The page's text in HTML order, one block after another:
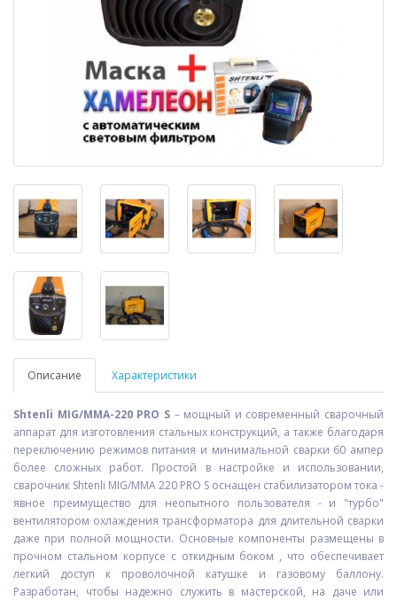
Описание Характеристики
Shtenli MIG/ММА-220 PRO S– мощный и современный сварочный
аппарат для изготовления стальных конструкций, а также благодаря
переключению режимов питания и минимальной сварки 60 ампер
более сложных работ. Простой в настройке и использовании,
сварочник Shtenli MIG/ММА 220 PRO S оснащен стабилизатором тока -
явное преимущество для неопытного пользователя - и "турбо"
вентилятором охлаждения трансформатора для длительной сварки
даже при полной мощности. Основные компоненты размещены в
прочном стальном корпусе с откидным боком , что обеспечивает
легкий доступ к проволочной катушке и газовому баллону.
Разработан, чтобы надежно служить в мастерской, на даче или